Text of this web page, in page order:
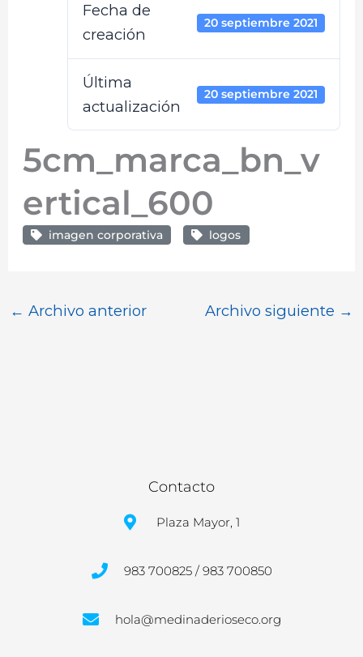
Fecha de
creación
20 septiembre 2021
Última
actualización
20 septiembre 2021
5cm_marca_bn_v
ertical_600
imagen corporativa logos
← Archivo anterior Archivo siguiente →
Contacto
Plaza Mayor, 1
983 700825 / 983 700850
hola@medinaderioseco.org